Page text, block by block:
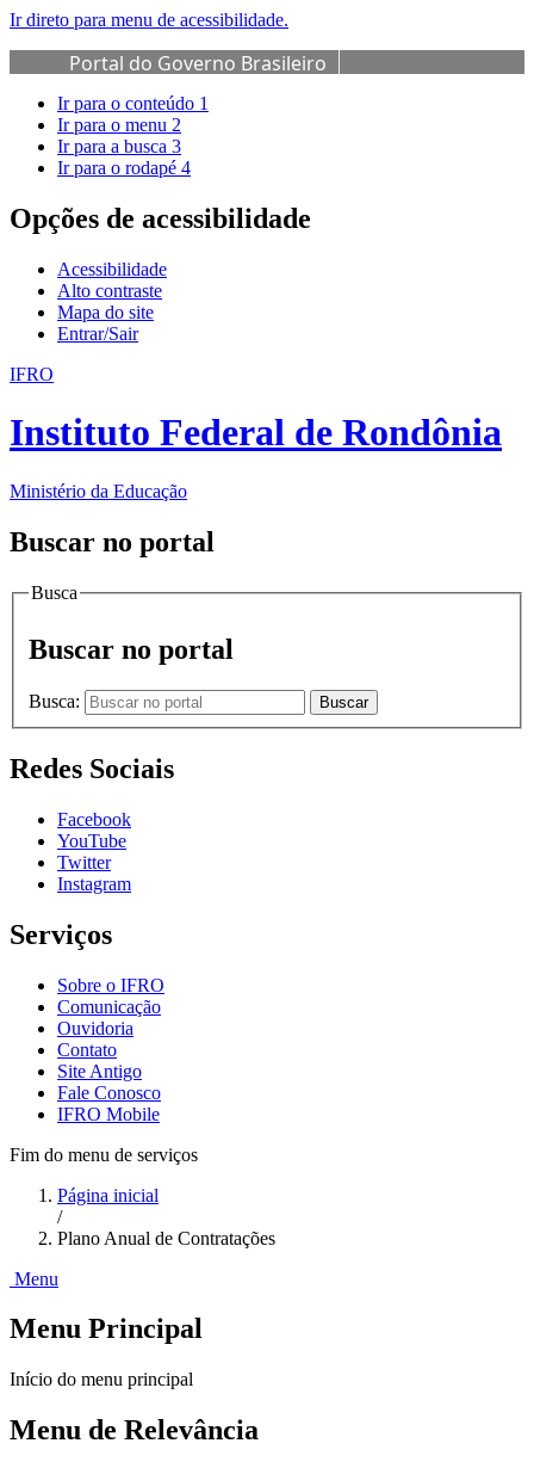
Ir direto para menu de acessibilidade.
Portal do Governo Brasileiro
Ir para o conteúdo 1
Ir para o menu 2
Ir para a busca 3
Ir para o rodapé 4
Opções de acessibilidade
Acessibilidade
Alto contraste
Mapa do site
Entrar/Sair
IFRO
Instituto Federal de Rondônia
Ministério da Educação
Buscar no portal
Busca
Buscar no portal
Busca: Buscar
Redes Sociais
Facebook
YouTube
Twitter
Instagram
Serviços
Sobre o IFRO
Comunicação
Ouvidoria
Contato
Site Antigo
Fale Conosco
IFRO Mobile
Fim do menu de serviços
Página inicial
/
Plano Anual de Contratações
Menu
Menu Principal
Início do menu principal
Menu de Relevância